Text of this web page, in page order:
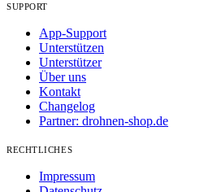
SUPPORT
App-Support
Unterstützen
Unterstützer
Über uns
Kontakt
Changelog
Partner: drohnen-shop.de
RECHTLICHES
Impressum